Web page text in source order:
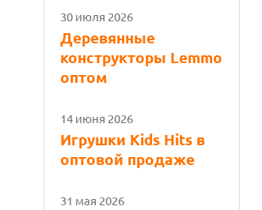
30 июля 2026
Деревянные
конструкторы Lemmo
оптом
14 июня 2026
Игрушки Kids Hits в
оптовой продаже
31 мая 2026